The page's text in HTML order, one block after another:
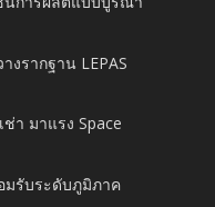
งรากฐาน LEPAS
า มาแรง Space
มรับระดับภูมิภาค